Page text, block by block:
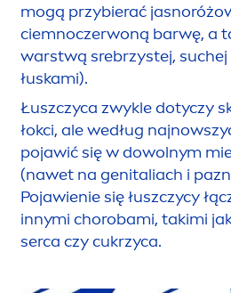
mogą przybierać
ciemnoczerwoną barwę, a
warstwą srebrzystej,
łuskami).
Łuszczyca zwykle dotyczy
łokci, ale według
pojawić się w dowolnym
(nawet na genitaliach i
Pojawienie się łuszczycy
innymi chorobami, takimi
serca czy cukrzyca.